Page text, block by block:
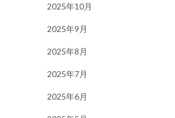
2025年10月
2025年9月
2025年8月
2025年7月
2025年6月